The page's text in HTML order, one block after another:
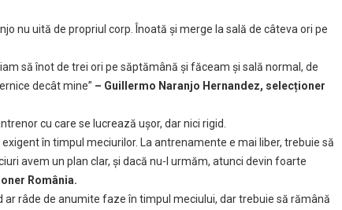
nu uită de propriul corp. Înoată și merge la sală de câteva ori pe
să înot de trei ori pe săptămână și făceam și sală normal, de
decât mine” – Guillermo Naranjo Hernandez, selecționer
cu care se lucrează ușor, dar nici rigid.
în timpul meciurilor. La antrenamente e mai liber, trebuie să
avem un plan clar, și dacă nu-l urmăm, atunci devin foarte
România.
râde de anumite faze în timpul meciului, dar trebuie să rămână